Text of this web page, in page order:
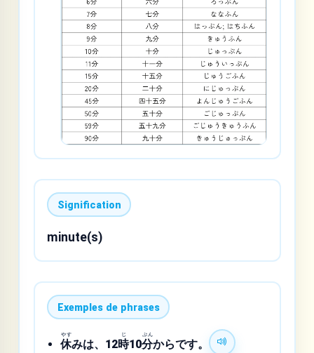
Signification
minute(s)
Exemples de phrases
休
やす
みは、12時
じ
10分
ぷん
からです。